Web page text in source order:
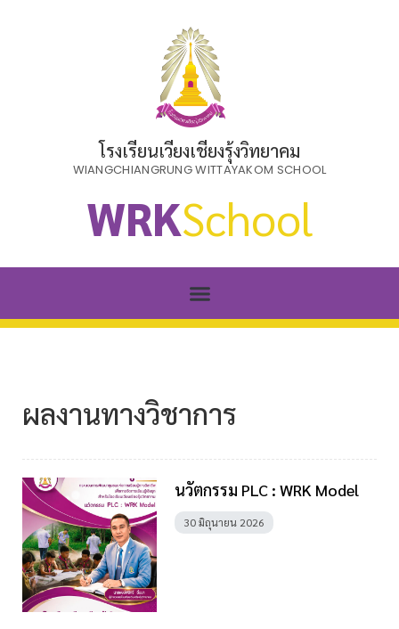
โรงเรียนเวียงเชียงรุ้งวิทยาคม
WIANGCHIANGRUNG WITTAYAKOM SCHOOL
WRKSchool
ผลงานทางวิชาการ
นวัตกรรม PLC : WRK Model
30 มิถุนายน 2026